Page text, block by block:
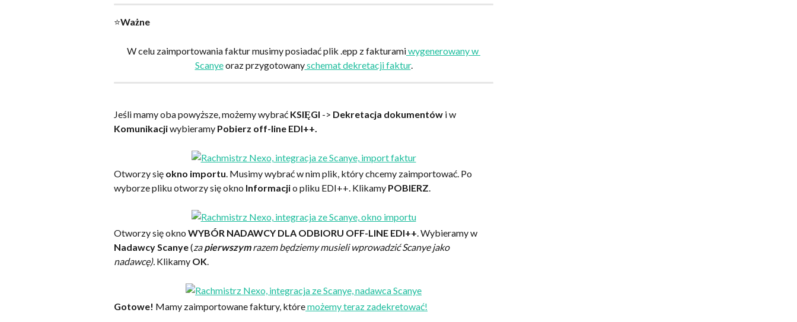
⭐Ważne
W celu zaimportowania faktur musimy posiadać plik .epp z fakturami wygenerowany w
Scanye oraz przygotowany schemat dekretacji faktur.
Jeśli mamy oba powyższe, możemy wybrać KSIĘGI -> Dekretacja dokumentów i w
Komunikacji wybieramy Pobierz off-line EDI++.
Otworzy się okno importu. Musimy wybrać w nim plik, który chcemy zaimportować. Po
wyborze pliku otworzy się okno Informacji o pliku EDI++. Klikamy POBIERZ.
Otworzy się okno WYBÓR NADAWCY DLA ODBIORU OFF-LINE EDI++. Wybieramy w
Nadawcy Scanye (za pierwszym razem będziemy musieli wprowadzić Scanye jako
nadawcę). Klikamy OK.
Gotowe! Mamy zaimportowane faktury, które możemy teraz zadekretować!